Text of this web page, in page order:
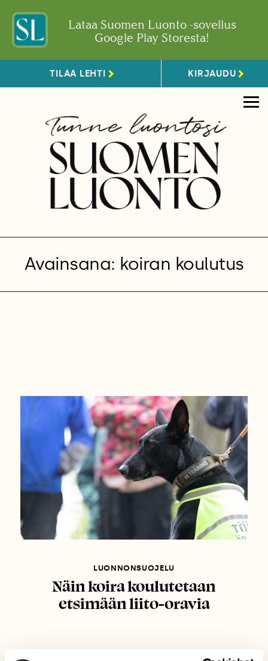
Lataa Suomen Luonto -sovellus
Google Play Storesta!
TILAA LEHTI KIRJAUDU
Avainsana: koiran koulutus
LUONNONSUOJELU
Näin koira koulutetaan
etsimään liito-oravia